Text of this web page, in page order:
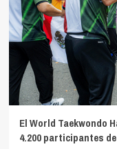
El World Taekwondo
4.200 participantes